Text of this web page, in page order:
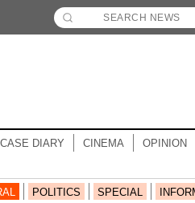
CASE DIARY CINEMA OPINION
POLITICS SPECIAL